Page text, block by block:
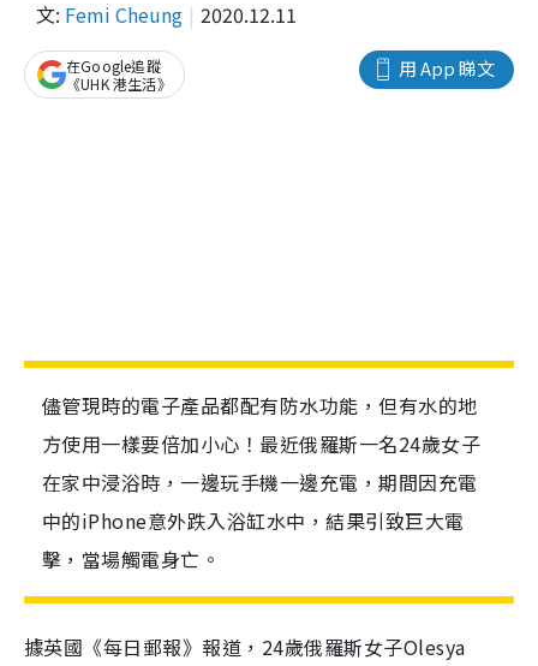
文: Femi Cheung 2020.12.11
用 App 睇文
在Google追蹤
《UHK 港生活》
儘管現時的電子產品都配有防水功能，但有水的地
方使用一樣要倍加小心！最近俄羅斯一名24歲女子
在家中浸浴時，一邊玩手機一邊充電，期間因充電
中的iPhone意外跌入浴缸水中，結果引致巨大電
擊，當場觸電身亡。
據英國《每日郵報》報道，24歲俄羅斯女子Olesya